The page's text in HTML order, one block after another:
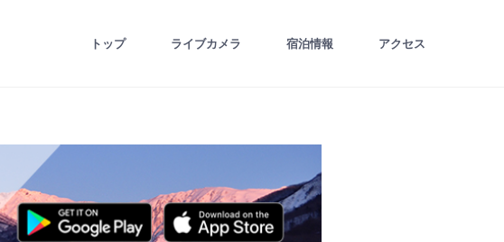
トップ ライブカメラ 宿泊情報 アクセス